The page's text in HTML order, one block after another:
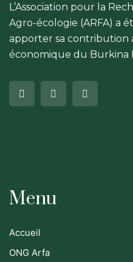
L’Association pour la
Agro-écologie (ARFA) a
apporter sa contribution
économique du Burkina
Menu
Accueil
ONG Arfa